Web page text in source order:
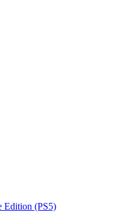
Edition (PS5)